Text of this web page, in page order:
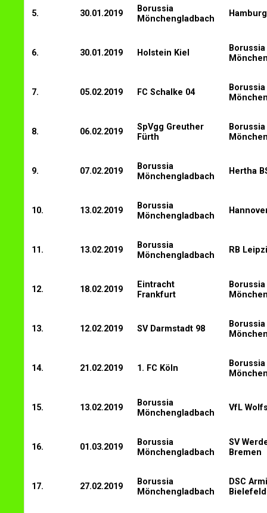
5. 30.01.2019
Borussia
Mönchengladbach
6. 30.01.2019 Holstein Kiel
Borussia
7. 05.02.2019 FC Schalke 04
Borussia
8. 06.02.2019
SpVgg Greuther
Fürth
Borussia
9. 07.02.2019
Borussia
Mönchengladbach
Hertha
10. 13.02.2019
Borussia
Mönchengladbach
11. 13.02.2019
Borussia
Mönchengladbach
RB
12. 18.02.2019
Eintracht
Frankfurt
Borussia
13. 12.02.2019 SV Darmstadt 98
Borussia
14. 21.02.2019 1. FC Köln
Borussia
15. 13.02.2019
Borussia
Mönchengladbach
VfL
16. 01.03.2019
Borussia
Mönchengladbach
SV
Bremen
17. 27.02.2019
Borussia
Mönchengladbach
DSC
Bielefeld